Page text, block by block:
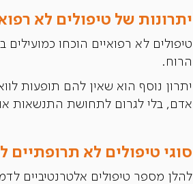
יתרונות של טיפולים לא
טיפולים לא רפואיים הוכחו
הרוח.
יתרון נוסף הוא שאין להם תופעות
אדם, בלי לגרום לתחושת התנשאות
סוגי טיפולים לא תרופתיים
להלן מספר טיפולים אלטרנטיביים